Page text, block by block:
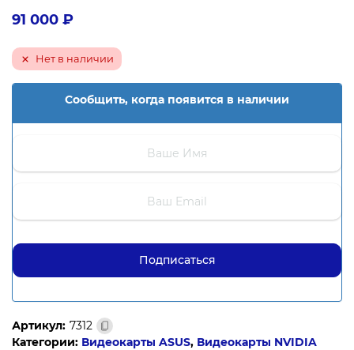
91 000 ₽
Нет в наличии
Сообщить, когда появится в наличии
Артикул: 7312
Категории: Видеокарты ASUS, Видеокарты NVIDIA